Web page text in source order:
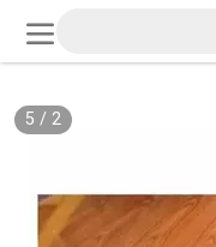
2
/
5